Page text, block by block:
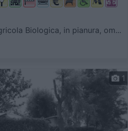
Biologica, in pianura, om...
1